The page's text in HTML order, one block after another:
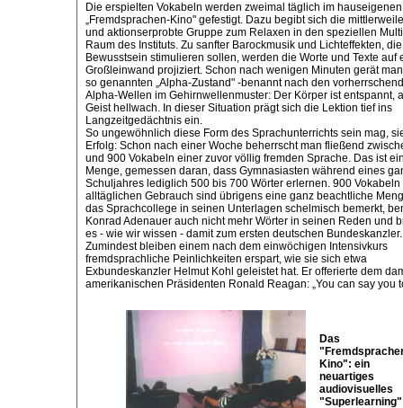
Die erspielten Vokabeln werden zweimal täglich im hauseigenen
„Fremdsprachen-Kino" gefestigt. Dazu begibt sich die
und aktionserprobte Gruppe zum Relaxen in den speziellen
Raum des Instituts. Zu sanfter Barockmusik und Lichteffekten,
Bewusstsein stimulieren sollen, werden die Worte und Texte auf
Großleinwand projiziert. Schon nach wenigen Minuten gerät
so genannten „Alpha-Zustand" -benannt nach den
Alpha-Wellen im Gehirnwellenmuster: Der Körper ist entspannt,
Geist hellwach. In dieser Situation prägt sich die Lektion tief ins
Langzeitgedächtnis ein.
So ungewöhnlich diese Form des Sprachunterrichts sein mag,
Erfolg: Schon nach einer Woche beherrscht man fließend
und 900 Vokabeln einer zuvor völlig fremden Sprache. Das ist
Menge, gemessen daran, dass Gymnasiasten während eines
Schuljahres lediglich 500 bis 700 Wörter erlernen. 900 Vokabeln
alltäglichen Gebrauch sind übrigens eine ganz beachtliche
das Sprachcollege in seinen Unterlagen schelmisch bemerkt,
Konrad Adenauer auch nicht mehr Wörter in seinen Reden und
es - wie wir wissen - damit zum ersten deutschen Bundeskanzler.
Zumindest bleiben einem nach dem einwöchigen Intensivkurs
fremdsprachliche Peinlichkeiten erspart, wie sie sich etwa
Exbundeskanzler Helmut Kohl geleistet hat. Er offerierte dem
amerikanischen Präsidenten Ronald Reagan: „You can say you
Das
Kino": ein
neuartiges
audiovisuelles
"Superlearning"